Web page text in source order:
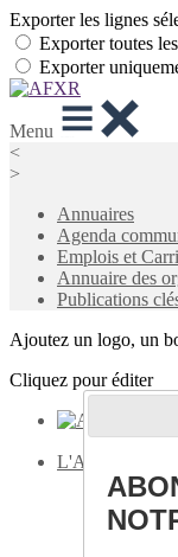
Exporter les lignes
Exporter toutes
Exporter
Menu
<
>
Annuaires
Agenda
Emplois et
Annuaire des
Publications
Ajoutez un logo, un
Cliquez pour éditer
L'AFXR
Accueil
L'équipe